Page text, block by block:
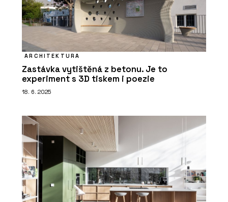
ČLÁNKY
Šest dekád na OBZORu: Od cibule k
originálním vypínačům
ARCHITEKTURA
Zastávka vytištěná z betonu. Je to
experiment s 3D tiskem i poezie
18. 6. 2025